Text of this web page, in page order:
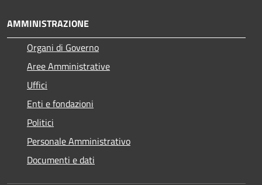
AMMINISTRAZIONE
Organi di Governo
Aree Amministrative
Uffici
Enti e fondazioni
Politici
Personale Amministrativo
Documenti e dati